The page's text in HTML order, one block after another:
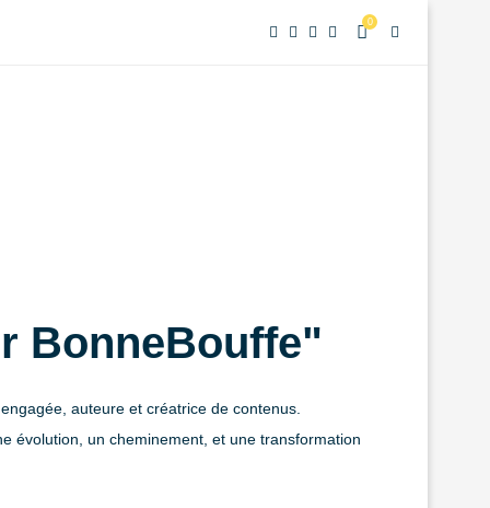
0
BonneBouffe"
auteure et créatrice de contenus.
évolution, un cheminement, et une transformation